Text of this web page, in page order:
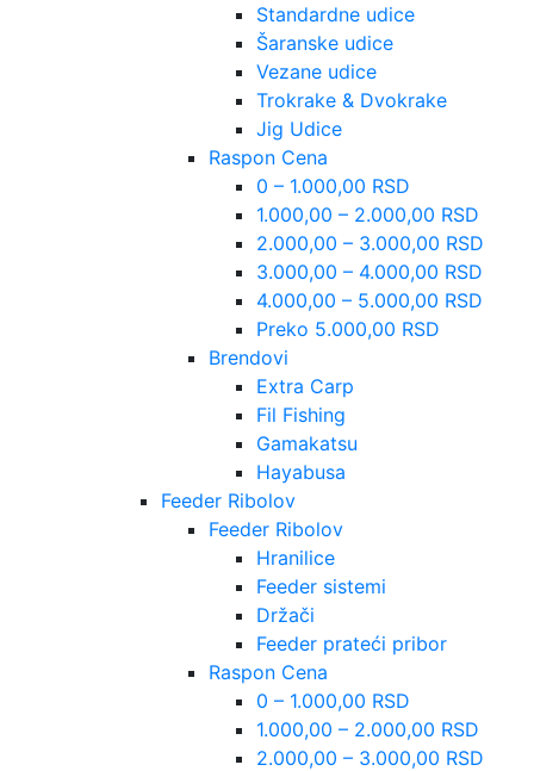
Standardne udice
Šaranske udice
Vezane udice
Trokrake & Dvokrake
Jig Udice
Raspon Cena
0 – 1.000,00 RSD
1.000,00 – 2.000,00 RSD
2.000,00 – 3.000,00 RSD
3.000,00 – 4.000,00 RSD
4.000,00 – 5.000,00 RSD
Preko 5.000,00 RSD
Brendovi
Extra Carp
Fil Fishing
Gamakatsu
Hayabusa
Feeder Ribolov
Feeder Ribolov
Hranilice
Feeder sistemi
Držači
Feeder prateći pribor
Raspon Cena
0 – 1.000,00 RSD
1.000,00 – 2.000,00 RSD
2.000,00 – 3.000,00 RSD